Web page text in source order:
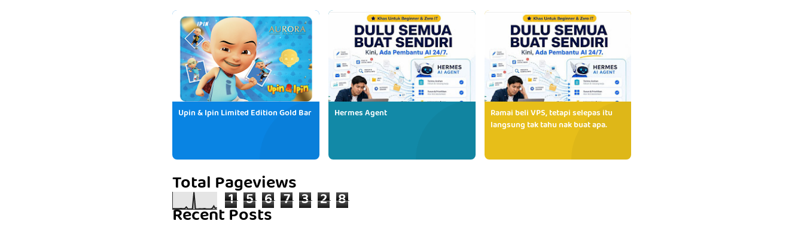
Upin & Ipin Limited Edition Gold Bar Hermes Agent
Ramai beli VPS, tetapi selepas itu
langsung tak tahu nak buat apa.
Total Pageviews
1 5 6 7 3 2 8
Recent Posts